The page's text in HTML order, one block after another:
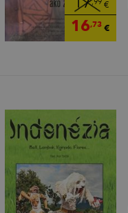
17,99 €
16,73€